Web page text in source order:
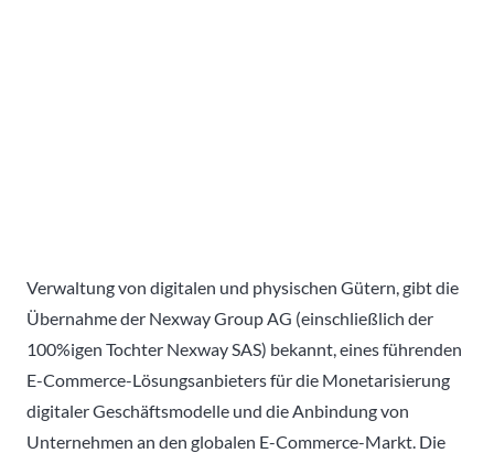
Verwaltung von digitalen und physischen Gütern, gibt die
Übernahme der Nexway Group AG (einschließlich der
100%igen Tochter Nexway SAS) bekannt, eines führenden
E-Commerce-Lösungsanbieters für die Monetarisierung
digitaler Geschäftsmodelle und die Anbindung von
Unternehmen an den globalen E-Commerce-Markt. Die